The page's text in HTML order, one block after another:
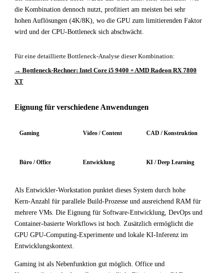
die Kombination dennoch nutzt, profitiert am meisten bei sehr
hohen Auflösungen (4K/8K), wo die GPU zum limitierenden Faktor
wird und der CPU-Bottleneck sich abschwächt.
Für eine detaillierte Bottleneck-Analyse dieser Kombination:
→ Bottleneck-Rechner: Intel Core i5 9400 + AMD Radeon RX 7800
XT
Eignung für verschiedene Anwendungen
Gaming Video / Content CAD / Konstruktion
Büro / Office Entwicklung KI / Deep Learning
Als Entwickler-Workstation punktet dieses System durch hohe
Kern-Anzahl für parallele Build-Prozesse und ausreichend RAM für
mehrere VMs. Die Eignung für Software-Entwicklung, DevOps und
Container-basierte Workflows ist hoch. Zusätzlich ermöglicht die
GPU GPU-Computing-Experimente und lokale KI-Inferenz im
Entwicklungskontext.
Gaming ist als Nebenfunktion gut möglich. Office und